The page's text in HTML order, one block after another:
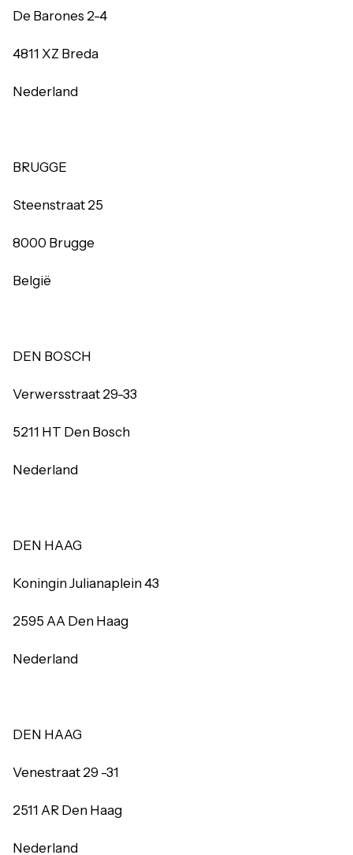
De Barones 2-4
4811 XZ Breda
Nederland
BRUGGE
Steenstraat 25
8000 Brugge
België
DEN BOSCH
Verwersstraat 29-33
5211 HT Den Bosch
Nederland
DEN HAAG
Koningin Julianaplein 43
2595 AA Den Haag
Nederland
DEN HAAG
Venestraat 29 -31
2511 AR Den Haag
Nederland